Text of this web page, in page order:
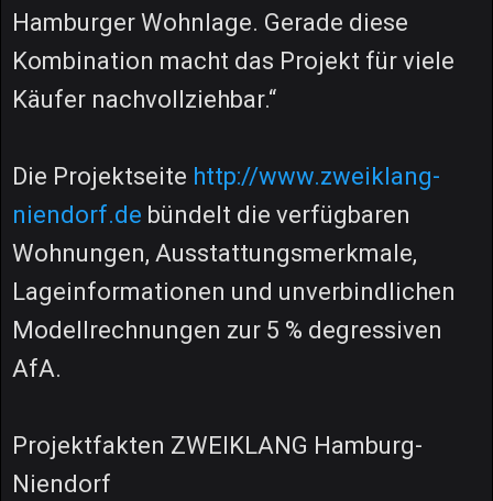
Hamburger Wohnlage. Gerade diese
Kombination macht das Projekt für viele
Käufer nachvollziehbar.“
Die Projektseite http://www.zweiklang-
niendorf.de bündelt die verfügbaren
Wohnungen, Ausstattungsmerkmale,
Lageinformationen und unverbindlichen
Modellrechnungen zur 5 % degressiven
AfA.
Projektfakten ZWEIKLANG Hamburg-
Niendorf